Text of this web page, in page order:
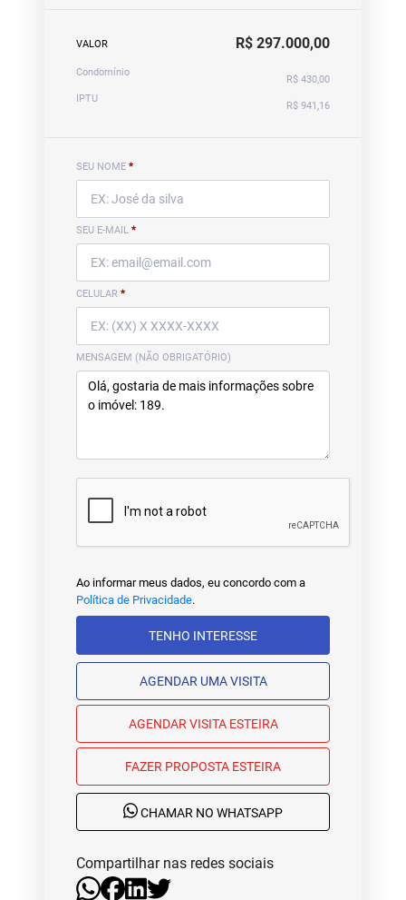
VALOR R$ 297.000,00
Condomínio
R$ 430,00
IPTU
R$ 941,16
SEU NOME *
SEU E-MAIL *
CELULAR *
MENSAGEM (NÃO OBRIGATÓRIO)
Ao informar meus dados, eu concordo com a
Política de Privacidade.
TENHO INTERESSE
AGENDAR UMA VISITA
AGENDAR VISITA ESTEIRA
FAZER PROPOSTA ESTEIRA
CHAMAR NO WHATSAPP
Compartilhar nas redes sociais